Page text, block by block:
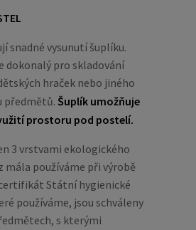
snadné vysunutí šuplíku.
dokonalý pro skladování
hraček nebo jiného
předmětů. Šuplík umožňuje
prostoru pod postelí.
3 vrstvami ekologického
mála používáme při výrobě
Státní hygienické
používáme, jsou schváleny
s kterými